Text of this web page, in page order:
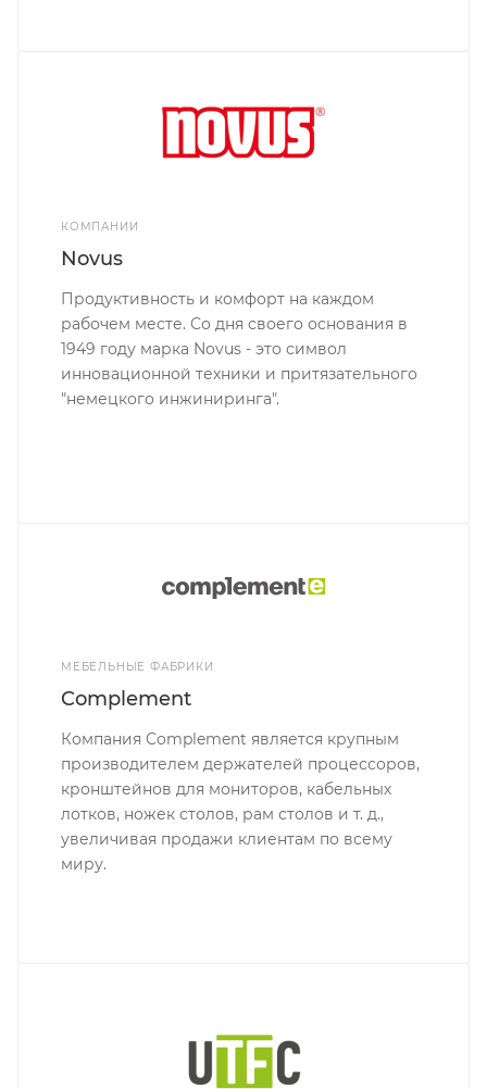
КОМПАНИИ
Novus
Продуктивность и комфорт на каждом
рабочем месте. Со дня своего основания в
1949 году марка Novus - это символ
инновационной техники и притязательного
"немецкого инжиниринга".
МЕБЕЛЬНЫЕ ФАБРИКИ
Complement
Компания Complement является крупным
производителем держателей процессоров,
кронштейнов для мониторов, кабельных
лотков, ножек столов, рам столов и т. д.,
увеличивая продажи клиентам по всему
миру.